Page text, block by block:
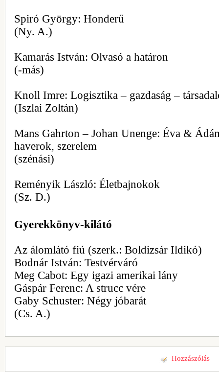
Spiró György: Honderű
(Ny. A.)
Kamarás István: Olvasó a határon
(-más)
Knoll Imre: Logisztika – gazdaság –
(Iszlai Zoltán)
Mans Gahrton – Johan Unenge: Éva &
haverok, szerelem
(szénási)
Reményik László: Életbajnokok
(Sz. D.)
Gyerekkönyv-kilátó
Az álomlátó fiú (szerk.: Boldizsár Ildikó)
Bodnár István: Testvérváró
Meg Cabot: Egy igazi amerikai lány
Gáspár Ferenc: A strucc vére
Gaby Schuster: Négy jóbarát
(Cs. A.)
Hozzászólás